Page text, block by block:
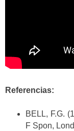
Referencias:
BELL, F.G.
F Spon,